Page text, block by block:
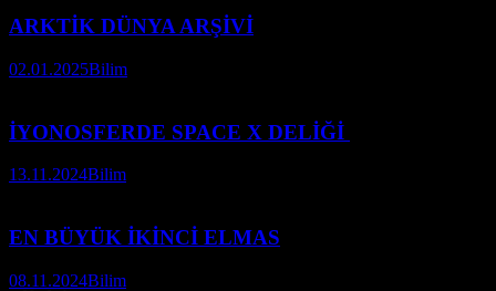
ARKTİK DÜNYA ARŞİVİ
02.01.2025Bilim
İYONOSFERDE SPACE X DELİĞİ
13.11.2024Bilim
EN BÜYÜK İKİNCİ ELMAS
08.11.2024Bilim